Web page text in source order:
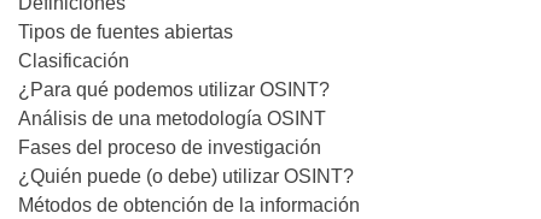
Tipos de fuentes abiertas
Clasificación
¿Para qué podemos utilizar OSINT?
Análisis de una metodología OSINT
Fases del proceso de investigación
¿Quién puede (o debe) utilizar OSINT?
Métodos de obtención de la información